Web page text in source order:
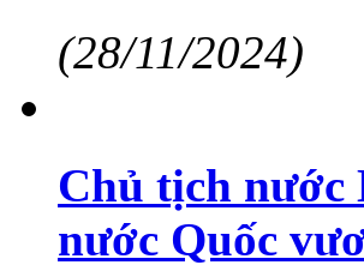
(28/11/2024)
Chủ tịch nước
nước Quốc